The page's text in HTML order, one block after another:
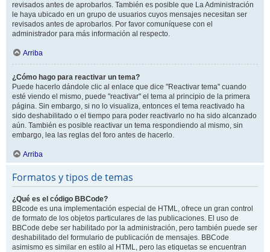
revisados antes de aprobarlos. También es posible que La Administración
le haya ubicado en un grupo de usuarios cuyos mensajes necesitan ser
revisados antes de aprobarlos. Por favor comuníquese con el
administrador para más información al respecto.
Arriba
¿Cómo hago para reactivar un tema?
Puede hacerlo dándole clic al enlace que dice "Reactivar tema" cuando
esté viendo el mismo, puede "reactivar" el tema al principio de la primera
página. Sin embargo, si no lo visualiza, entonces el tema reactivado ha
sido deshabilitado o el tiempo para poder reactivarlo no ha sido alcanzado
aún. También es posible reactivar un tema respondiendo al mismo, sin
embargo, lea las reglas del foro antes de hacerlo.
Arriba
Formatos y tipos de temas
¿Qué es el código BBCode?
BBcode es una implementación especial de HTML, ofrece un gran control
de formato de los objetos particulares de las publicaciones. El uso de
BBCode debe ser habilitado por la administración, pero también puede ser
deshabilitado del formulario de publicación de mensajes. BBCode
asimismo es similar en estilo al HTML, pero las etiquetas se encuentran